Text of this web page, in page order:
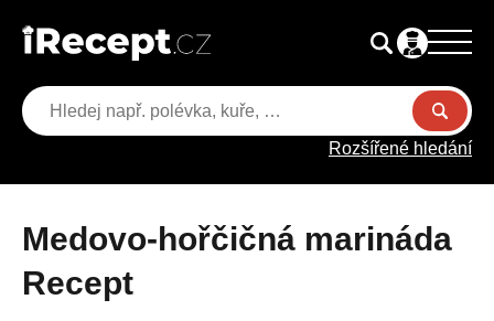
Rozšířené hledání
Medovo-hořčičná marináda
Recept